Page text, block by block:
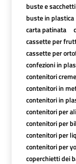
buste e
buste in plastica
carta patinata
cassette per
cassette per
confezioni in
contenitori
contenitori in
contenitori in
contenitori per
contenitori per
contenitori per
contenitori per
coperchietti dei